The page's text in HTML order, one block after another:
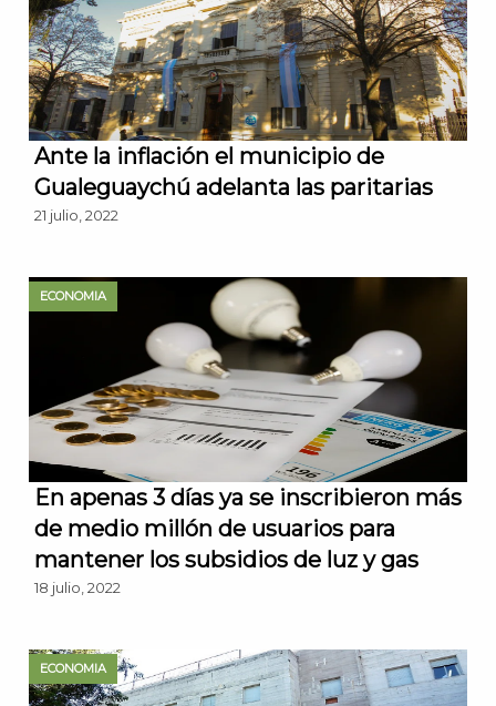
Ante la inflación el municipio de
Gualeguaychú adelanta las paritarias
21 julio, 2022
ECONOMIA
En apenas 3 días ya se inscribieron más
de medio millón de usuarios para
mantener los subsidios de luz y gas
18 julio, 2022
ECONOMIA